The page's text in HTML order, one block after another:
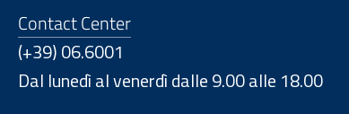
Contact Center
(+39) 06.6001
Dal lunedì al venerdì dalle 9.00 alle 18.00